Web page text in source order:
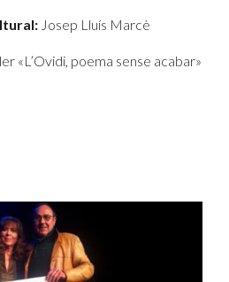
Josep Lluís Marcè
«L’Ovidi, poema sense acabar»